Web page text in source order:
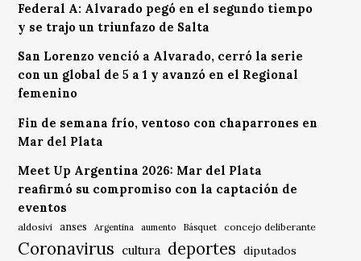
Federal A: Alvarado pegó en el segundo tiempo
y se trajo un triunfazo de Salta
San Lorenzo venció a Alvarado, cerró la serie
con un global de 5 a 1 y avanzó en el Regional
femenino
Fin de semana frío, ventoso con chaparrones en
Mar del Plata
Meet Up Argentina 2026: Mar del Plata
reafirmó su compromiso con la captación de
eventos
aldosivi anses Argentina aumento Básquet concejo deliberante
Coronavirus cultura deportes diputados